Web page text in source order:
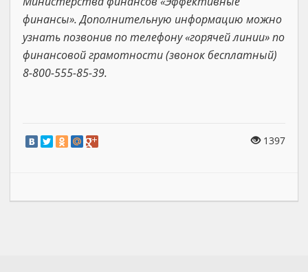
финансы». Дополнительную информацию можно
узнать позвонив по телефону «горячей линии» по
финансовой грамотности (звонок бесплатный)
8-800-555-85-39.
1397